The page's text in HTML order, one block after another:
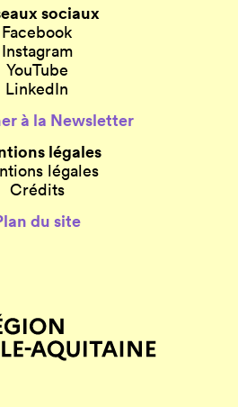
sociaux
Facebook
Instagram
YouTube
LinkedIn
à la Newsletter
légales
légales
Crédits
du site